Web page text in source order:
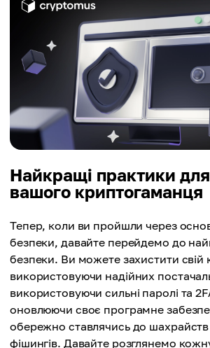
Найкращі практики
вашого криптогаманця
Тепер, коли ви пройшли через
безпеки, давайте перейдемо до
безпеки. Ви можете захистити свій
використовуючи надійних
використовуючи сильні паролі та
оновлюючи своє програмне
обережно ставлячись до шахрайств
фішингів. Давайте розглянемо